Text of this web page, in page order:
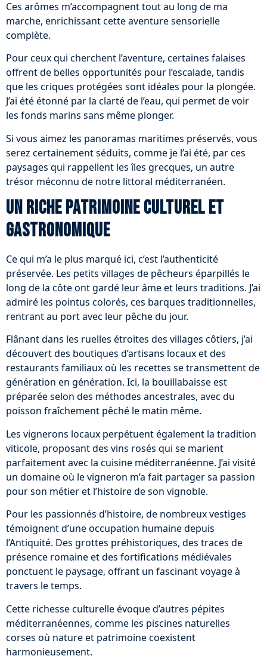
Ces arômes m’accompagnent tout au long de ma
marche, enrichissant cette aventure sensorielle
complète.
Pour ceux qui cherchent l’aventure, certaines falaises
offrent de belles opportunités pour l’escalade, tandis
que les criques protégées sont idéales pour la plongée.
J’ai été étonné par la clarté de l’eau, qui permet de voir
les fonds marins sans même plonger.
Si vous aimez les panoramas maritimes préservés, vous
serez certainement séduits, comme je l’ai été, par ces
paysages qui rappellent les îles grecques, un autre
trésor méconnu de notre littoral méditerranéen.
Un riche patrimoine culturel et
gastronomique
Ce qui m’a le plus marqué ici, c’est l’authenticité
préservée. Les petits villages de pêcheurs éparpillés le
long de la côte ont gardé leur âme et leurs traditions. J’ai
admiré les pointus colorés, ces barques traditionnelles,
rentrant au port avec leur pêche du jour.
Flânant dans les ruelles étroites des villages côtiers, j’ai
découvert des boutiques d’artisans locaux et des
restaurants familiaux où les recettes se transmettent de
génération en génération. Ici, la bouillabaisse est
préparée selon des méthodes ancestrales, avec du
poisson fraîchement pêché le matin même.
Les vignerons locaux perpétuent également la tradition
viticole, proposant des vins rosés qui se marient
parfaitement avec la cuisine méditerranéenne. J’ai visité
un domaine où le vigneron m’a fait partager sa passion
pour son métier et l’histoire de son vignoble.
Pour les passionnés d’histoire, de nombreux vestiges
témoignent d’une occupation humaine depuis
l’Antiquité. Des grottes préhistoriques, des traces de
présence romaine et des fortifications médiévales
ponctuent le paysage, offrant un fascinant voyage à
travers le temps.
Cette richesse culturelle évoque d’autres pépites
méditerranéennes, comme les piscines naturelles
corses où nature et patrimoine coexistent
harmonieusement.